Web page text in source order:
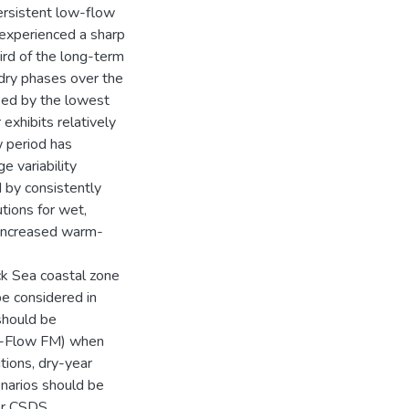
low-flow
a sharp
of the long-term
phases over the
by the lowest
exhibits relatively
has
variability
by consistently
for wet,
warm-
Sea coastal zone
considered in
be
Flow FM) when
dry-year
should be